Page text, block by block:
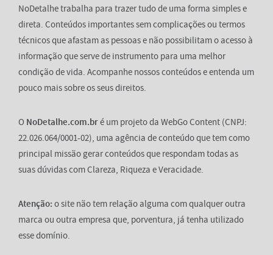
NoDetalhe trabalha para trazer tudo de uma forma simples e
direta. Conteúdos importantes sem complicações ou termos
técnicos que afastam as pessoas e não possibilitam o acesso à
informação que serve de instrumento para uma melhor
condição de vida. Acompanhe nossos conteúdos e entenda um
pouco mais sobre os seus direitos.
O NoDetalhe.com.bré um projeto da WebGo Content (CNPJ:
22.026.064/0001-02), uma agência de conteúdo que tem como
principal missão gerar conteúdos que respondam todas as
suas dúvidas com Clareza, Riqueza e Veracidade.
Atenção: o site não tem relação alguma com qualquer outra
marca ou outra empresa que, porventura, já tenha utilizado
esse domínio.